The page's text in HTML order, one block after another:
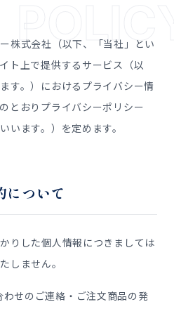
株式会社（以下、「当社」とい
ト上で提供するサービス（以
す。）におけるプライバシー情
とおりプライバシーポリシー
います。）を定めます。
について
りした個人情報につきましては
しません。
せのご連絡・ご注文商品の発